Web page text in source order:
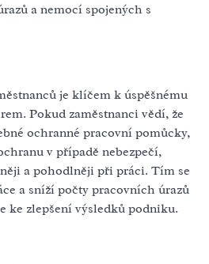
a nemocí spojených s
je klíčem k úspěšnému
Pokud zaměstnanci vědí, že
ochranné pracovní pomůcky,
v případě nebezpečí,
a pohodlněji při práci. Tím se
a sníží počty pracovních úrazů
ke zlepšení výsledků podniku.